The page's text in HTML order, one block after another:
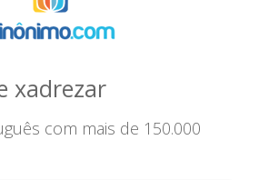
xadrezar
com mais de 150.000